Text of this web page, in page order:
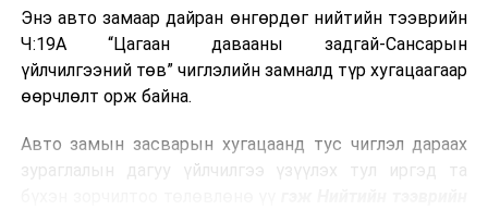
байна. Тухайлбал, Германд лаг шатаах үйлдвэрээс
гарсан үнснээс фосфор сэргээн авах технологи
ашигладаг бол Нидерландад төвлөрсөн лаг
боловсруулах үйлдвэрүүдээр дулаан, цахилгаан
Ийнхүү лаг хатаах, шатаах технологийг лагийн
Энэ авто замаар дайран өнгөрдөг нийтийн тээврийн
Ч:19А “Цагаан давааны задгай-Сансарын
үйлчилгээний төв” чиглэлийн замналд түр хугацаагаар
өөрчлөлт орж байна.
Авто замын засварын хугацаанд тус чиглэл дараах
зураглалын дагуу үйлчилгээ үзүүлэх тул иргэд та